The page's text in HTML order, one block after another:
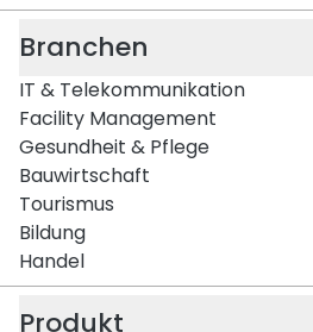
Branchen
IT & Telekommunikation
Facility Management
Gesundheit & Pflege
Bauwirtschaft
Tourismus
Bildung
Handel
Produkt